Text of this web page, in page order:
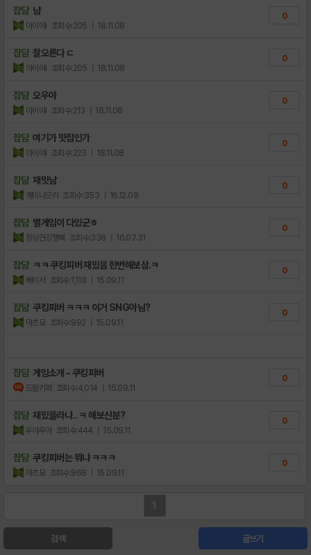
잡담 냠
아이야i 조회수:205 | 18.11.08
0
잡담 잘오른다 ㄷ
아이야i 조회수:205 | 18.11.08
0
잡담 오우야
아이야i 조회수:213 | 18.11.08
0
잡담 여기가 맛집인가
아이야i 조회수:223 | 18.11.08
0
잡담 재밋남
개미나으리 조회수:353 | 16.12.09
0
잡담 별게임이 다있군ㅎ
항상건강행복 조회수:336 | 16.07.31
0
잡담 ㅋㅋ 쿠킹피버 재밌음 한번해보삼.ㅋ
베이서 조회수:1,118 | 15.09.11
0
잡담 쿠킹피버 ㅋㅋㅋ 이거 SNG아님?
마츠모 조회수:992 | 15.09.11
0
잡담 게임소개 - 쿠킹피버
드림키퍼 조회수:4,014 | 15.09.11
0
잡담 재밌을라나.. ㅋ 해보신분?
우아우아 조회수:444 | 15.09.11
0
잡담 쿠킹피버는 뭐냐 ㅋㅋㅋ
마츠모 조회수:968 | 15.09.11
0
1
검색 글쓰기